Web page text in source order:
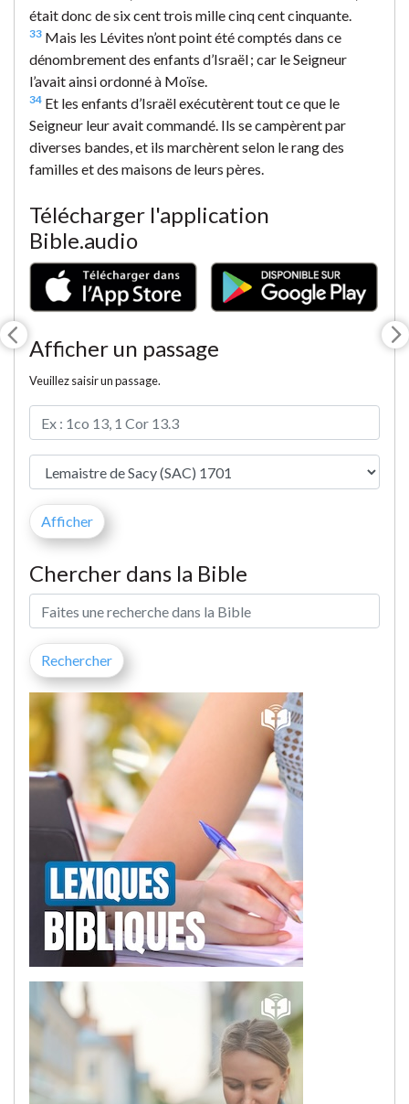
était donc de six cent trois mille cinq cent cinquante.
33 Mais les Lévites n’ont point été comptés dans ce
dénombrement des enfants d’Israël ; car le Seigneur
l’avait ainsi ordonné à Moïse.
34 Et les enfants d’Israël exécutèrent tout ce que le
Seigneur leur avait commandé. Ils se campèrent par
diverses bandes, et ils marchèrent selon le rang des
familles et des maisons de leurs pères.
Télécharger l'application
Bible.audio
Afficher un passage
Veuillez saisir un passage.
Chercher dans la Bible